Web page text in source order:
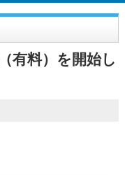
有料）を開始し